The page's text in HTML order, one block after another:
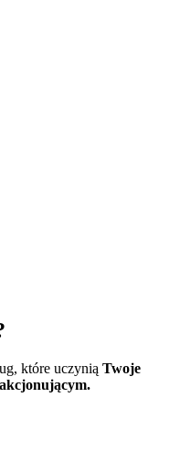
które uczynią Twoje